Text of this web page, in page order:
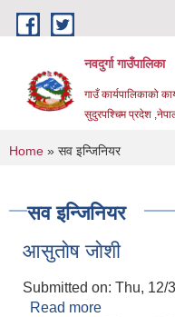
Skip to main content
नवदुर्गा गाउँपालिका
गाउँ कार्यपालिकाको
सुदुरपश्चिम प्रदेश
You are here
Home » सव इन्जिनियर
सव इन्जिनियर
आसुताेष जाेशी
Submitted on: Thu, 12/
Read more